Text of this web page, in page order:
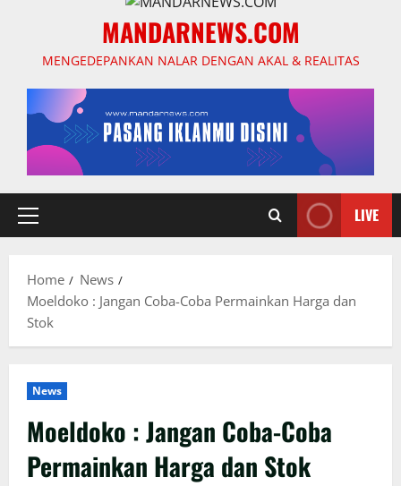
MANDARNEWS.COM
MENGEDEPANKAN NALAR DENGAN AKAL & REALITAS
Primary
LIVE
Home
News
Moeldoko : Jangan Coba-Coba Permainkan Harga dan
Stok
News
Moeldoko : Jangan Coba-Coba
Permainkan Harga dan Stok